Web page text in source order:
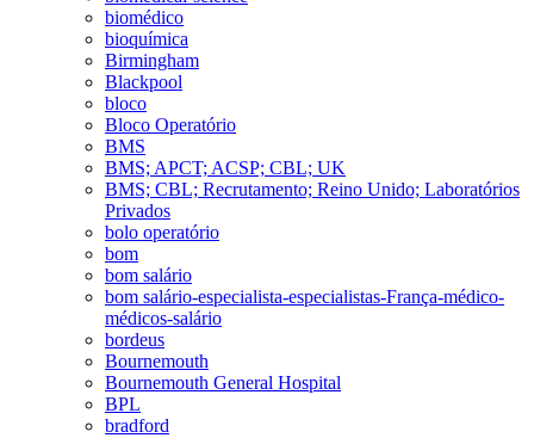
biomédico
bioquímica
Birmingham
Blackpool
bloco
Bloco Operatório
BMS
BMS; APCT; ACSP; CBL; UK
BMS; CBL; Recrutamento; Reino Unido; Laboratórios
Privados
bolo operatório
bom
bom salário
bom salário-especialista-especialistas-França-médico-
médicos-salário
bordeus
Bournemouth
Bournemouth General Hospital
BPL
bradford